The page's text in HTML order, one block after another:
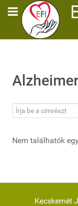
Írja be a címrészt
Nem találhatók
Kecskemét